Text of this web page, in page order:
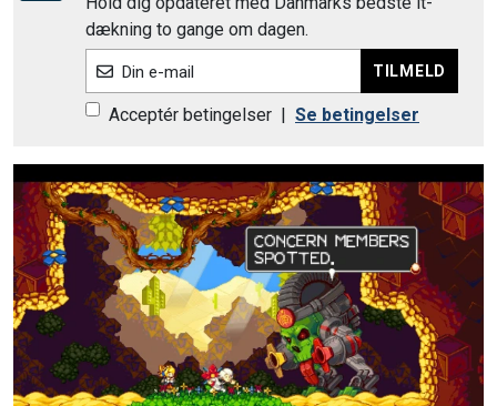
dækning to gange om dagen.
Din e-mail TILMELD
Acceptér betingelser Se betingelser